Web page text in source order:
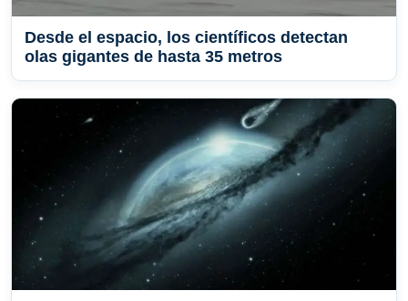
Desde el espacio, los científicos detectan
olas gigantes de hasta 35 metros